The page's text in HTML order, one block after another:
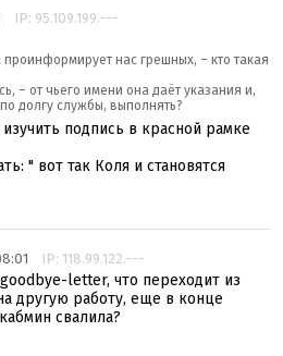
IP: 95.109.199.---
нас грешных, – кто такая
– от чьего имени она даёт указания и,
долгу службы, выполнять?
подпись в красной рамке
" вот так Коля и становятся
IP: 118.99.122.---
letter, что переходит из
другую работу, еще в конце
свалила?